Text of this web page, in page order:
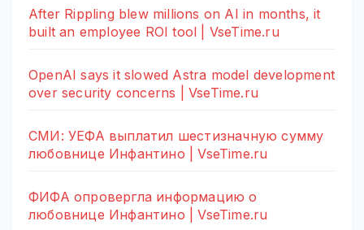
After Rippling blew millions on AI in months, it
built an employee ROI tool | VseTime.ru
OpenAI says it slowed Astra model development
over security concerns | VseTime.ru
СМИ: УЕФА выплатил шестизначную сумму
любовнице Инфантино | VseTime.ru
ФИФА опровергла информацию о
любовнице Инфантино | VseTime.ru